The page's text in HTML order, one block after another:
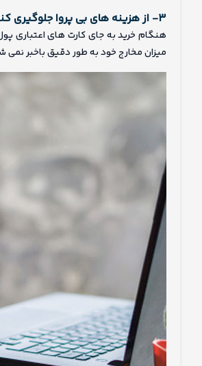
۳- از هزینه های بی پروا جلوگیری کنید.
هنگام خرید به جای کارت های اعتباری
میزان مخارج خود به طور دقیق باخبر